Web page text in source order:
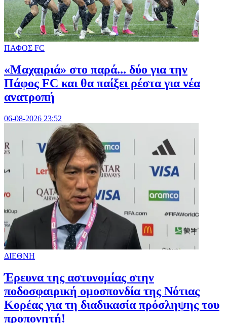
ΠΑΦΟΣ FC
«Μαχαιριά» στο παρά... δύο για την
Πάφος FC και θα παίξει ρέστα για νέα
ανατροπή
06-08-2026 23:52
ΔΙΕΘΝΗ
Έρευνα της αστυνομίας στην
ποδοσφαιρική ομοσπονδία της Νότιας
Κορέας για τη διαδικασία πρόσληψης του
προπονητή!